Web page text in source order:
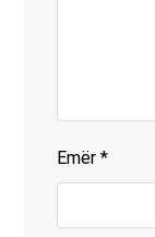
Emër*